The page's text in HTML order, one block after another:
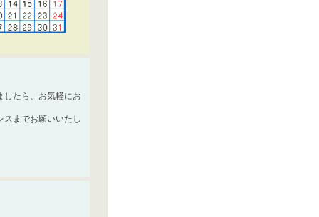
したら、お気軽にお
スまでお願いいたし